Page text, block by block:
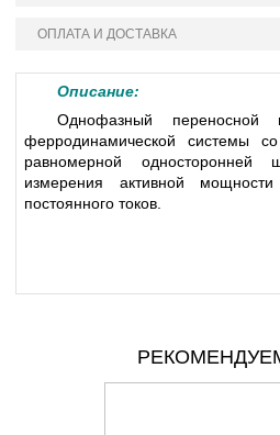
ОПЛАТА И ДОСТАВКА
Описание:
Однофазный переносной
ферродинамической системы
равномерной односторонней
измерения активной
постоянного токов.